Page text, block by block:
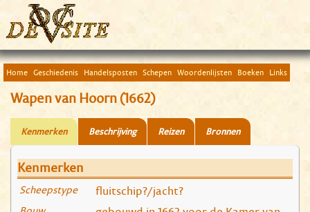
Home Geschiedenis Handelsposten Schepen Woordenlijsten Boeken Links
Wapen van Hoorn (1662)
Kenmerken Beschrijving Reizen Bronnen
Kenmerken
Scheepstype fluitschip?/jacht?